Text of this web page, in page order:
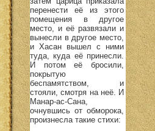
перенести её из этого
помещения в другое
место, и её развязали и
вынесли в другое место,
и Хасан вышел с ними
туда, куда её принесли.
И потом её бросили,
покрытую
беспамятством, и
стояли, смотря на неё. И
Манар-ас-Сана,
очнувшись от обморока,
произнесла такие стихи: